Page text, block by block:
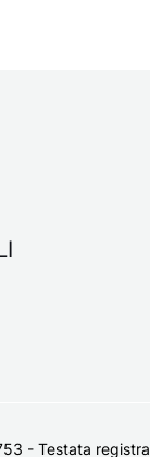
- Testata